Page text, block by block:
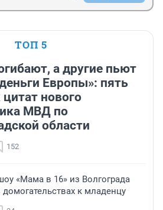
ТОП 5
а другие пьют
Европы»: пять
нового
МВД по
области
152
«Мама в 16» из Волгограда
к младенцу